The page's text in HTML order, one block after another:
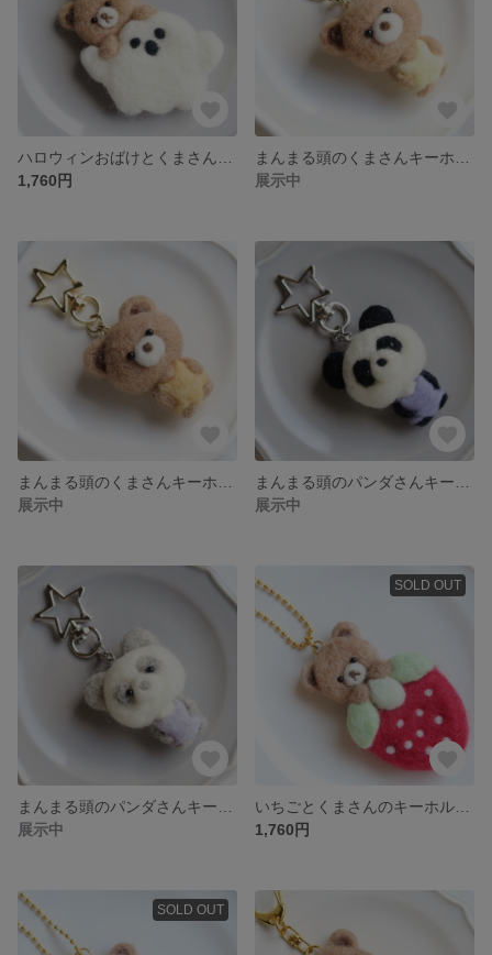
1,760円
展示中
展示中
展示中
展示中
SOLD OUT
1,760円
SOLD OUT